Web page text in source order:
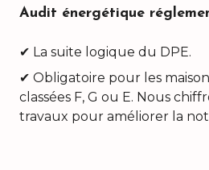
Audit énergétique
✔ La suite logique du DPE.
✔ Obligatoire pour les
classées F, G ou E. Nous
travaux pour améliorer la